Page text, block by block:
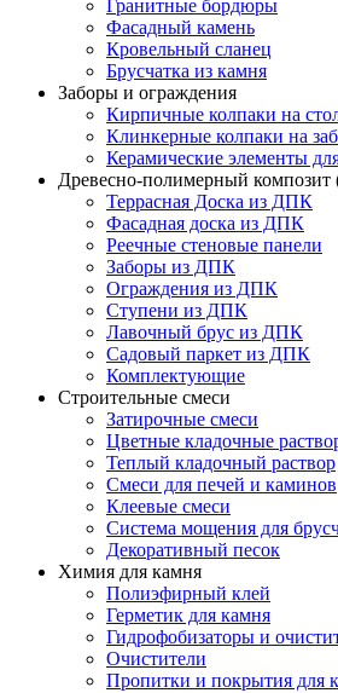
Гранитные бордюры
Фасадный камень
Кровельный сланец
Брусчатка из камня
Заборы и ограждения
Кирпичные колпаки на
Клинкерные колпаки на
Керамические элементы
Древесно-полимерный
Террасная Доска из ДПК
Фасадная доска из ДПК
Реечные стеновые панели
Заборы из ДПК
Ограждения из ДПК
Ступени из ДПК
Лавочный брус из ДПК
Садовый паркет из ДПК
Комплектующие
Строительные смеси
Затирочные смеси
Цветные кладочные
Теплый кладочный раствор
Смеси для печей и каминов
Клеевые смеси
Система мощения для
Декоративный песок
Химия для камня
Полиэфирный клей
Герметик для камня
Гидрофобизаторы и
Очистители
Пропитки и покрытия для